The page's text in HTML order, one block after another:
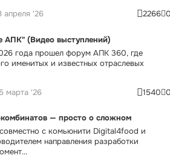
апреля '26 2266
АПК" (Видео выступлений)
года прошел форум АПК 360, где
именитых и известных отраслевых
марта '26 1540
— просто о сложном
с комьюнити Digital4food и
направления разработки